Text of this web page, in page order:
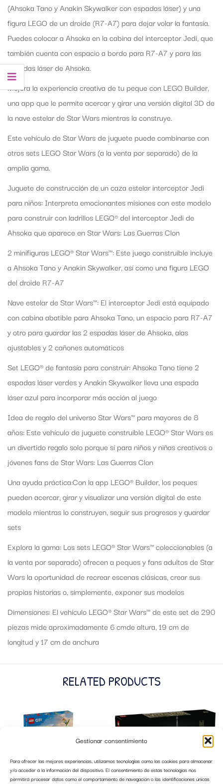
Gestionar consentimiento
Para ofrecer las mejores experiencias, utilizamos tecnologías como las cookies para almacenar
y/o acceder a la información del dispositivo. El consentimiento de estas tecnologías nos
permitirá procesar datos como el comportamiento de navegación o las identificaciones únicas
(Ahsoka Tano y Anakin Skywalker con espadas láser) y una
figura LEGO de un droide (R7-A7) para dejar volar la fantasía.
Puedes colocar a Ahsoka en la cabina del interceptor Jedi, que
también cuenta con espacio a bordo para R7-A7 y para las
espadas láser de Ahsoka.
Mejora la experiencia creativa de tu peque con LEGO Builder,
una app que le permite acercar y girar una versión digital 3D de
la nave estelar de Star Wars mientras la construye.
Este vehículo de Star Wars de juguete puede combinarse con
otros sets LEGO Star Wars (a la venta por separado) de la
amplia gama.
Juguete de construcción de un caza estelar interceptor Jedi
para niños: Interpreta emocionantes misiones con este modelo
para construir con ladrillos LEGO® del interceptor Jedi de
Ahsoka que aparece en Star Wars: Las Guerras Clon
2 minifiguras LEGO® Star Wars™: Este juego construible incluye
a Ahsoka Tano y Anakin Skywalker, así como una figura LEGO
del droide R7-A7
Nave estelar de Star Wars™: El interceptor Jedi está equipado
con cabina abatible para Ahsoka Tano, un espacio para R7-A7
y otro para guardar las 2 espadas láser de Ahsoka, alas
ajustables y 2 cañones automáticos
Set LEGO® de fantasía para construir: Ahsoka Tano tiene 2
espadas láser verdes y Anakin Skywalker lleva una espada
láser azul para incorporar más acción al juego
Idea de regalo del universo Star Wars™ para mayores de 8
años: Este vehículo de juguete construible LEGO® Star Wars es
un divertido regalo solo porque sí para niños y niñas creativos o
jóvenes fans de Star Wars: Las Guerras Clon
Una ayuda práctica:Con la app LEGO® Builder, los peques
pueden acercar, girar y visualizar una versión digital de este
modelo mientras lo construyen, seguir sus progresos y guardar
sets
Explora la gama: Los sets LEGO® Star Wars™ coleccionables (a
la venta por separado) ofrecen a peques y fans adultos de Star
Wars la oportunidad de recrear escenas clásicas, crear sus
propias historias o, simplemente, exponer sus modelos
Dimensiones: El vehículo LEGO® Star Wars™ de este set de 290
piezas mide aproximadamente 6 cmde altura, 19 cm de
longitud y 17 cm de anchura
RELATED PRODUCTS